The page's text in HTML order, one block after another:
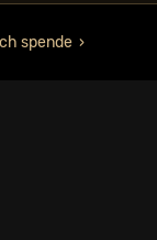
spende